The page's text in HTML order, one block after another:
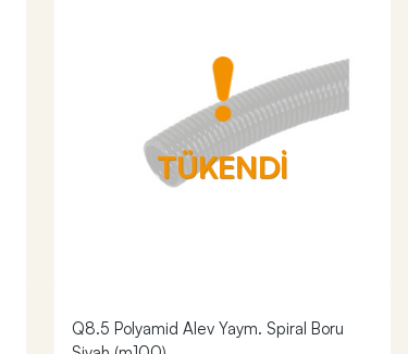
TÜKENDİ
Q8.5 Polyamid Alev Yaym. Spiral Boru